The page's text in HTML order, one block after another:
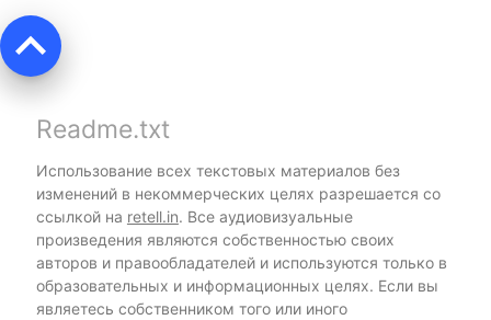
keyboard_arrow_up
Readme.txt
Использование всех текстовых материалов без
изменений в некоммерческих целях разрешается со
ссылкой на retell.in. Все аудиовизуальные
произведения являются собственностью своих
авторов и правообладателей и используются только в
образовательных и информационных целях. Если вы
являетесь собственником того или иного